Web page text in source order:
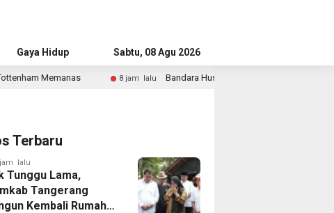
Gaya Hidup AdvertorialSabtu, 08 Agu 2026
8 jam lalu Bandara Husein Sastranegara Kembali Layani Pesawat Jet Mulai 14
Terbaru
lalu
Tunggu Lama,
Tangerang
Kembali Rumah